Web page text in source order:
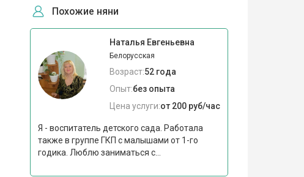
Похожие няни
Наталья Евгеньевна
Белорусская
Возраст:52 года
Опыт:без опыта
Цена услуги:от 200 руб/час
Я - воспитатель детского сада. Работала
также в группе ГКП с малышами от 1-го
годика. Люблю заниматься с...